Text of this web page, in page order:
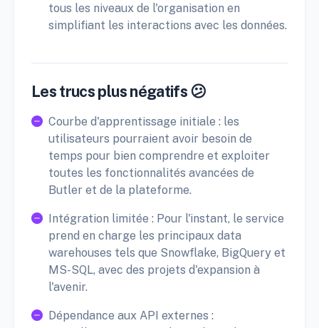
tous les niveaux de l'organisation en
simplifiant les interactions avec les données.
Les trucs plus négatifs 😕
Courbe d'apprentissage initiale : les
utilisateurs pourraient avoir besoin de
temps pour bien comprendre et exploiter
toutes les fonctionnalités avancées de
Butler et de la plateforme.
Intégration limitée : Pour l'instant, le service
prend en charge les principaux data
warehouses tels que Snowflake, BigQuery et
MS-SQL, avec des projets d'expansion à
l'avenir.
Dépendance aux API externes :